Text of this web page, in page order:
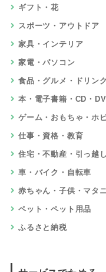
ギフト・花
スポーツ・アウトドア
家具・インテリア
家電・パソコン
食品・グルメ・ドリン
本・電子書籍・CD・
ゲーム・おもちゃ・ホ
仕事・資格・教育
住宅・不動産・引っ越し
車・バイク・自転車
赤ちゃん・子供・マタ
ペット・ペット用品
ふるさと納税